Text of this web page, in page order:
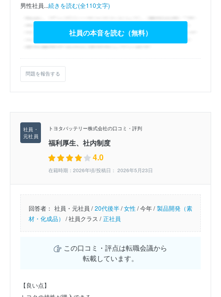
男性社員...続きを読む(全110文字)
社員の本音を読む（無料）
問題を報告する
トヨタバッテリー株式会社の口コミ・評判
福利厚生、社内制度
4.0
在籍時期：2026年頃/投稿日： 2026年5月23日
回答者： 社員・元社員 / 20代後半/女性/今年 / 製品開発（素
材・化成品） /社員クラス / 正社員
この口コミ・評点は転職会議から
転載しています。
【良い点】